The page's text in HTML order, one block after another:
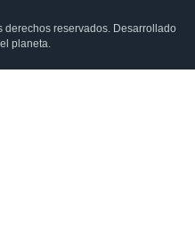
reservados. Desarrollado
planeta.